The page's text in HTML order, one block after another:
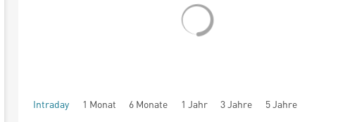
Intraday 1 Monat 6 Monate 1 Jahr 3 Jahre 5 Jahre